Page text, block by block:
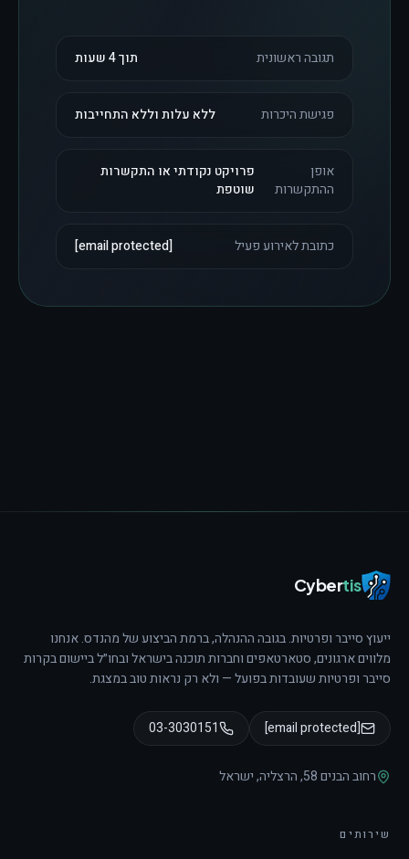
תגובה ראשונית תוך 4 שעות
פגישת היכרות ללא עלות וללא התחייבות
אופן
ההתקשרות
פרויקט נקודתי או התקשרות
שוטפת
כתובת לאירוע פעיל [email protected]
Cybertis
ייעוץ סייבר ופרטיות. בגובה ההנהלה, ברמת הביצוע של מהנדס.אנחנו
מלווים ארגונים, סטארטאפים וחברות תוכנה בישראל ובחו״ל ביישום בקרות
סייבר ופרטיות שעובדות בפועל — ולא רק נראות טוב במצגת.
[email protected]
03-3030151
רחוב הבנים 58 ,הרצליה,ישראל
שירותים